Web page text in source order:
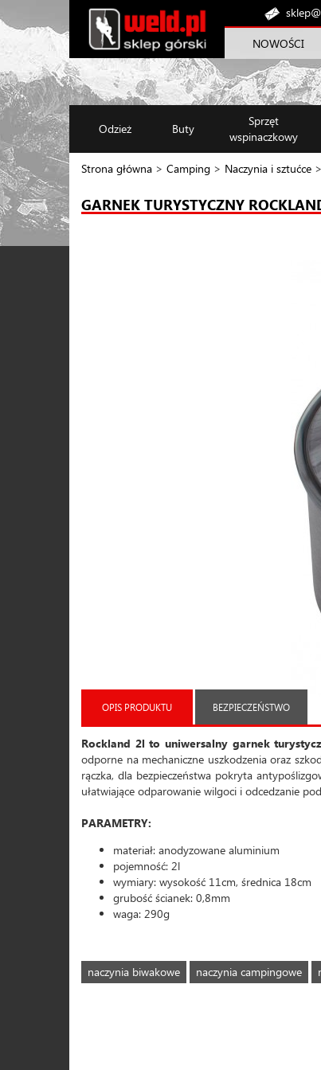
NOWOŚCI
Odzież Buty
Sprzęt
wspinaczkowy
Strona główna > Camping > Naczynia i sztućce
GARNEK TURYSTYCZNY
OPIS PRODUKTU BEZPIECZEŃSTWO
Rockland 2l to uniwersalny garnek
odporne na mechaniczne uszkodzenia oraz
rączka, dla bezpieczeństwa pokryta
ułatwiające odparowanie wilgoci i odcedzanie
PARAMETRY:
materiał: anodyzowane aluminium
pojemność: 2l
wymiary: wysokość 11cm, średnica 18cm
grubość ścianek: 0,8mm
waga: 290g
naczynia biwakowe naczynia campingowe